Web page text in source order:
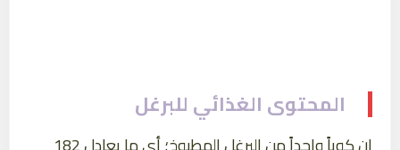
المحتوى الغذائي للبرغل